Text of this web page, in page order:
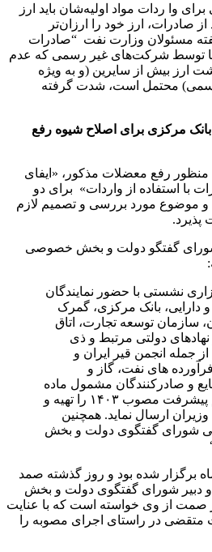
وا ردات مواد اولیه‌شان باید ارز
از صادرات، ارز خود را ارزان‌تر
مسئولان وزارت نفت “صادرات
توسط شرکت‌های غیر رسمی که عدم
ارز بیش از سایرین (و به ویژه
محتمل است، شدت گرفته
بانک مرکزی برای اصلاح شیوه رفع
رفع معضلات مذکور، «ایفای
با استفاده از واردات» برای دو
و موضوع مورد بررسی و تصمیم لازم
شورای گفتگو دولت و بخش خصوصی
نشستی با حضور نمایندگان
دارایی،‌ بانک مرکزی،‌ گمرک
سازمان توسعه تجارت، اتاق
نهادهای دولتی مرتبط و ذی
انجمن قیر ایران و
های نفت، گاز و
و صادرکنندگان مشمول ماده
۱۱ قانون برنامه هفتم پیشرفت مصوب ۱۴۰۳ را تهیه و
ارسال نماید. همچنین
شورای گفتگوی دولت و بخش
در تاریخ ۱۴ آبان ماه برگزار شده بود و روز گذشته صمد
و دبیر شورای گفتگوی دولت و بخش
صمت از وی خواسته است که با عنایت
متقضی در راستای اجرای مصوبه را